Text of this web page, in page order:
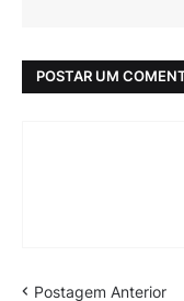
POSTAR UM
Postagem Anterior